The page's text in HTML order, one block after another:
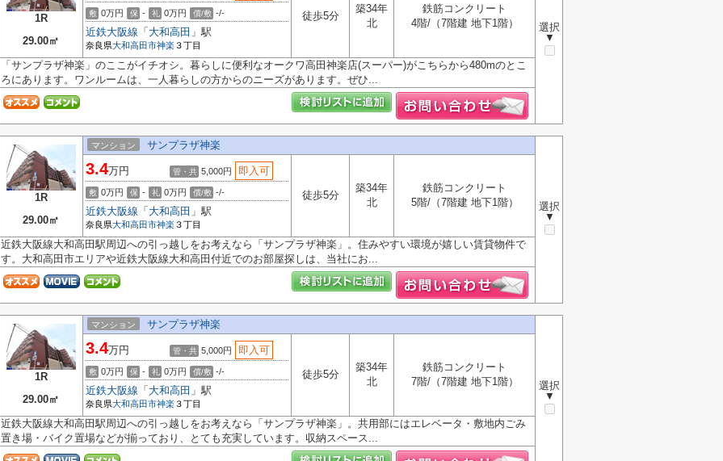
1R
29.00㎡
選択
▼
敷 0万円 保 - 礼 0万円 償/敷 -/-
近鉄大阪線 「 大和高田 」駅
奈良県大和高田市神楽 ３丁目
徒歩5分
築34年
北
鉄筋コンクリート
4階/（7階建 地下1階）
「サンプラザ神楽」のここがイチオシ。暮らしに便利なオークワ高田神楽店(スーパー)がこちらから480mのとこ
ろにあります。ワンルームは、一人暮らしの方からのニーズがあります。ぜひ...
1R
29.00㎡
マンション サンプラザ神楽
選択
▼
3.4万円 管・共 5,000円 即入可
敷 0万円 保 - 礼 0万円 償/敷 -/-
近鉄大阪線 「 大和高田 」駅
奈良県大和高田市神楽 ３丁目
徒歩5分
築34年
北
鉄筋コンクリート
5階/（7階建 地下1階）
近鉄大阪線大和高田駅周辺への引っ越しをお考えなら「サンプラザ神楽」。住みやすい環境が嬉しい賃貸物件で
す。大和高田市エリアや近鉄大阪線大和高田付近でのお部屋探しは、当社にお...
1R
29.00㎡
マンション サンプラザ神楽
選択
▼
3.4万円 管・共 5,000円 即入可
敷 0万円 保 - 礼 0万円 償/敷 -/-
近鉄大阪線 「 大和高田 」駅
奈良県大和高田市神楽 ３丁目
徒歩5分
築34年
北
鉄筋コンクリート
7階/（7階建 地下1階）
近鉄大阪線大和高田駅周辺への引っ越しをお考えなら「サンプラザ神楽」。共用部にはエレベータ・敷地内ごみ
置き場・バイク置場などが揃っており、とても充実しています。収納スペース...